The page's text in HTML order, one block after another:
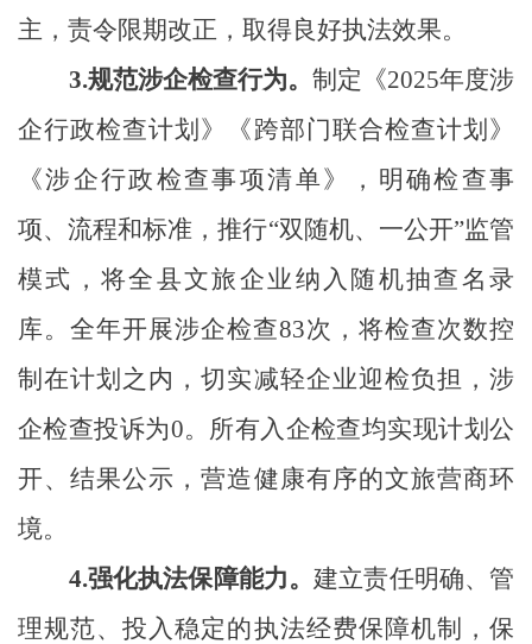
主，责令限期改正，取得良好执法效果。
3.规范涉企检查行为。 制定《2025年度涉
企行政检查计划》《跨部门联合检查计划》
《涉企行政检查事项清单》，明确检查事
项、流程和标准，推行“双随机、一公开”监管
模式，将全县文旅企业纳入随机抽查名录
库。全年开展涉企检查83次， 将检查次数控
制在计划之内 ，切实减轻企业迎检负担，涉
企检查投诉为0。所有入企检查均实现计划公
开、结果公示，营造健康有序的文旅营商环
境。
4.强化执法保障能力。建立责任明确、管
理规范、投入稳定的执法经费保障机制，保